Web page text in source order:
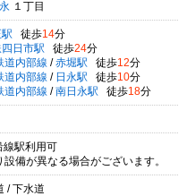
１丁目
徒歩14分
日市駅 徒歩24分
道内部線 / 赤堀駅 徒歩12分
道内部線 / 日永駅 徒歩10分
道内部線 / 南日永駅 徒歩18分
線駅利用可
備が異なる場合がございます。
/ 下水道